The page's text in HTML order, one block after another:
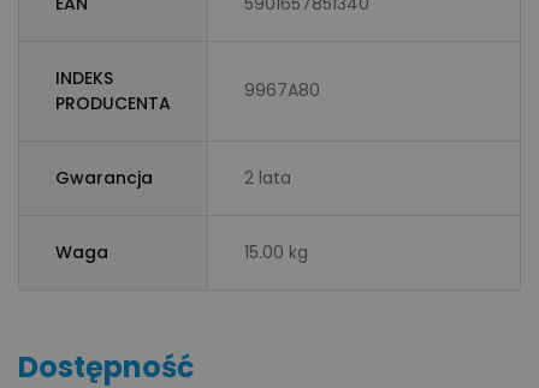
INDEKS
PRODUCENTA
9967A80
Gwarancja 2 lata
Waga 15.00 kg
Dostępność